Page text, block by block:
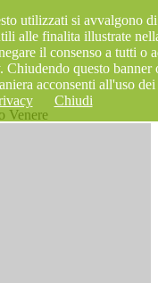
Venere
utilizzati si avvalgono di
alle finalita illustrate
il consenso a tutti o
questo banner
acconsenti all'uso dei
Chiudi